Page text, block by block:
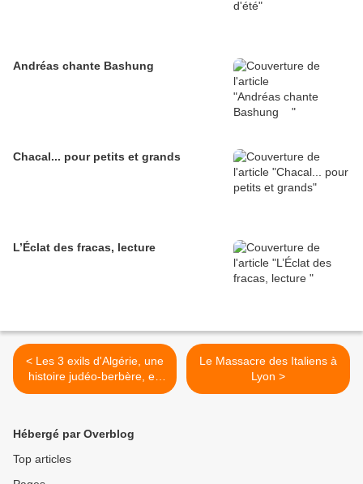
Andréas chante Bashung
Chacal... pour petits et grands
L’Éclat des fracas, lecture
< Les 3 exils d'Algérie, une
histoire judéo-berbère, en
lycée à Bordeaux
Le Massacre des Italiens à
Lyon >
Hébergé par Overblog
Top articles